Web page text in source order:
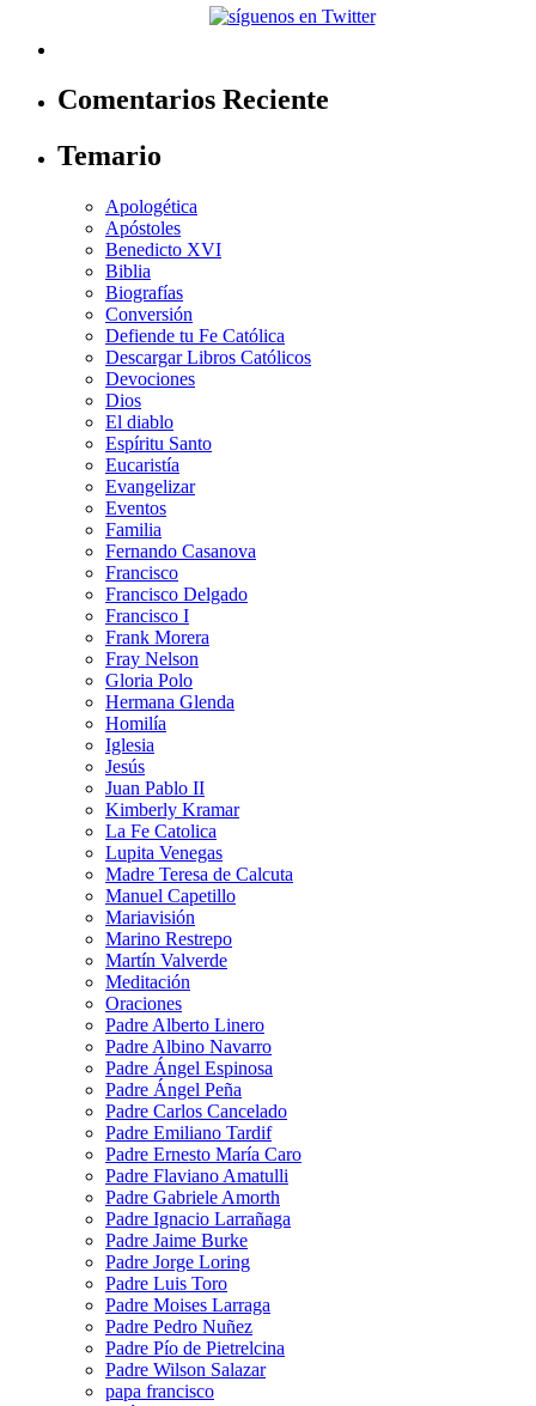
Comentarios Reciente
Temario
Apologética
Apóstoles
Benedicto XVI
Biblia
Biografías
Conversión
Defiende tu Fe Católica
Descargar Libros Católicos
Devociones
Dios
El diablo
Espíritu Santo
Eucaristía
Evangelizar
Eventos
Familia
Fernando Casanova
Francisco
Francisco Delgado
Francisco I
Frank Morera
Fray Nelson
Gloria Polo
Hermana Glenda
Homilía
Iglesia
Jesús
Juan Pablo II
Kimberly Kramar
La Fe Catolica
Lupita Venegas
Madre Teresa de Calcuta
Manuel Capetillo
Mariavisión
Marino Restrepo
Martín Valverde
Meditación
Oraciones
Padre Alberto Linero
Padre Albino Navarro
Padre Ángel Espinosa
Padre Ángel Peña
Padre Carlos Cancelado
Padre Emiliano Tardif
Padre Ernesto María Caro
Padre Flaviano Amatulli
Padre Gabriele Amorth
Padre Ignacio Larrañaga
Padre Jaime Burke
Padre Jorge Loring
Padre Luis Toro
Padre Moises Larraga
Padre Pedro Nuñez
Padre Pío de Pietrelcina
Padre Wilson Salazar
papa francisco